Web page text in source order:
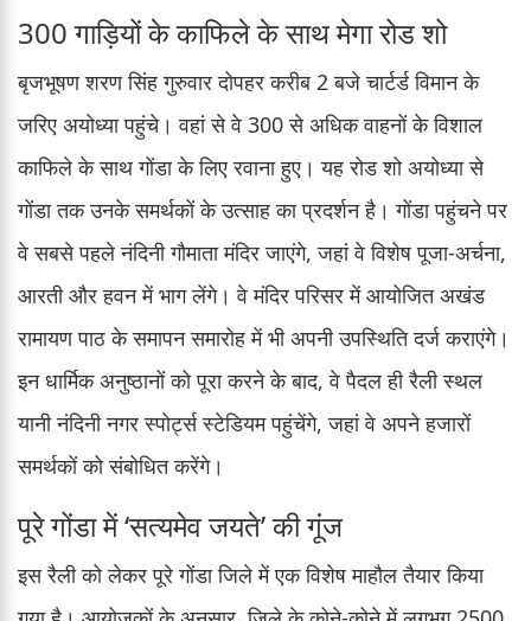
300 गाड़ियों के काफिले के साथ मेगा रोड शो
बृजभूषण शरण सिंह गुरुवार दोपहर करीब 2 बजे चार्टर्ड विमान के
जरिए अयोध्या पहुंचे। वहां से वे 300 से अधिक वाहनों के विशाल
काफिले के साथ गोंडा के लिए रवाना हुए। यह रोड शो अयोध्या से
गोंडा तक उनके समर्थकों के उत्साह का प्रदर्शन है। गोंडा पहुंचने पर
वे सबसे पहले नंदिनी गौमाता मंदिर जाएंगे, जहां वे विशेष पूजा-अर्चना,
आरती और हवन में भाग लेंगे। वे मंदिर परिसर में आयोजित अखंड
रामायण पाठ के समापन समारोह में भी अपनी उपस्थिति दर्ज कराएंगे।
इन धार्मिक अनुष्ठानों को पूरा करने के बाद, वे पैदल ही रैली स्थल
यानी नंदिनी नगर स्पोर्ट्स स्टेडियम पहुंचेंगे, जहां वे अपने हजारों
समर्थकों को संबोधित करेंगे।
पूरे गोंडा में ‘सत्यमेव जयते’ की गूंज
इस रैली को लेकर पूरे गोंडा जिले में एक विशेष माहौल तैयार किया